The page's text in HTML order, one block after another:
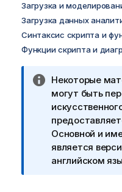
Загрузка и
Загрузка данных
Синтаксис скрипта и
Функции скрипта и
Некоторые
могут быть
Основной и
является
английском